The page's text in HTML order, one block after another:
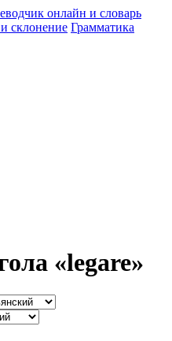
и склонение Грамматика
«legare»